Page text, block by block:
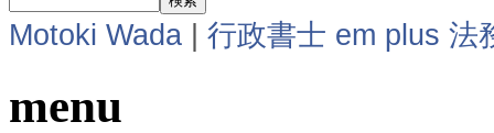
Motoki Wada 行政書士 em plus 法
menu